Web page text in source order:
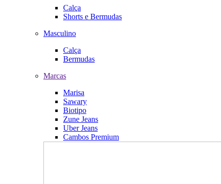
Calça
Shorts e Bermudas
Masculino
Calça
Bermudas
Marcas
Marisa
Sawary
Biotipo
Zune Jeans
Uber Jeans
Cambos Premium